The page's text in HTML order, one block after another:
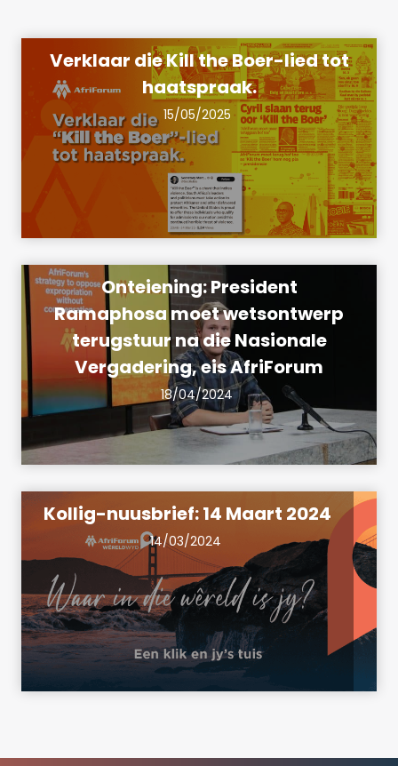
Verklaar die Kill the Boer-lied tot
haatspraak.
15/05/2025
Onteiening: President
Ramaphosa moet wetsontwerp
terugstuur na die Nasionale
Vergadering, eis AfriForum
18/04/2024
Kollig-nuusbrief: 14 Maart 2024
14/03/2024